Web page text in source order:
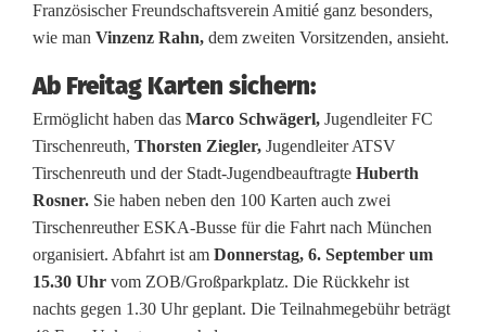
s
i
e
l
n
a
c
Französischer Freundschaftsverein Amitié ganz besonders,
wie man Vinzenz Rahn, dem zweiten Vorsitzenden, ansieht.
Ab Freitag Karten sichern:
Ermöglicht haben das Marco Schwägerl, Jugendleiter FC
Tirschenreuth, Thorsten Ziegler, Jugendleiter ATSV
Tirschenreuth und der Stadt-Jugendbeauftragte Huberth
Rosner. Sie haben neben den 100 Karten auch zwei
Tirschenreuther ESKA-Busse für die Fahrt nach München
organisiert. Abfahrt ist am Donnerstag, 6. September um
15.30 Uhr vom ZOB/Großparkplatz. Die Rückkehr ist
nachts gegen 1.30 Uhr geplant. Die Teilnahmegebühr beträgt